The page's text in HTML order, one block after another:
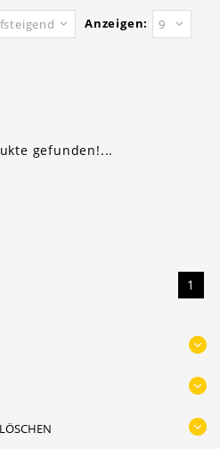
Anzeigen: 9
gefunden!...
1
LÖSCHEN